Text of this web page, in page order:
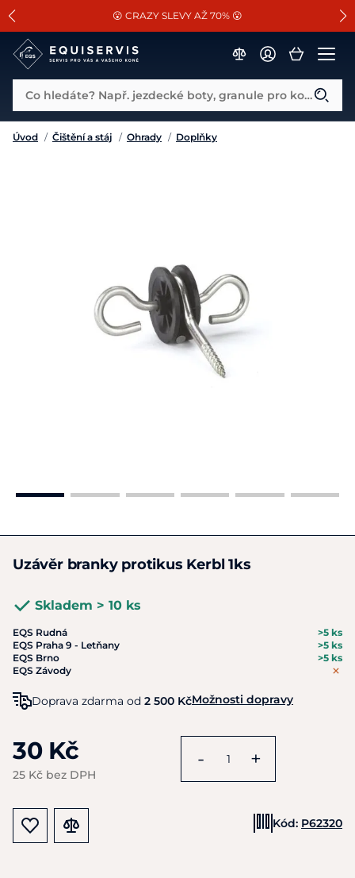
SLEVA 13% na vše od Cassini!
😮 CRAZY SLEVY AŽ 70% 😮
📐Pasování a doplňky k vybraným sedlům ZDARMA 🐴
Co hledáte? Např. jezdecké boty, granule pro koně...
Úvod / Čištění a stáj / Ohrady / Doplňky
Uzávěr branky protikus Kerbl 1ks
Skladem > 10 ks
EQS Rudná
>5 ks
EQS Praha 9 - Letňany
>5 ks
EQS Brno
>5 ks
EQS Závody
Doprava zdarma od 2 500 KčMožnosti dopravy
30 Kč
25 Kč bez DPH
- +
Kód: P62320